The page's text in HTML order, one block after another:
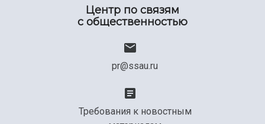
Центр по связям
с общественностью
pr@ssau.ru
Требования к новостным